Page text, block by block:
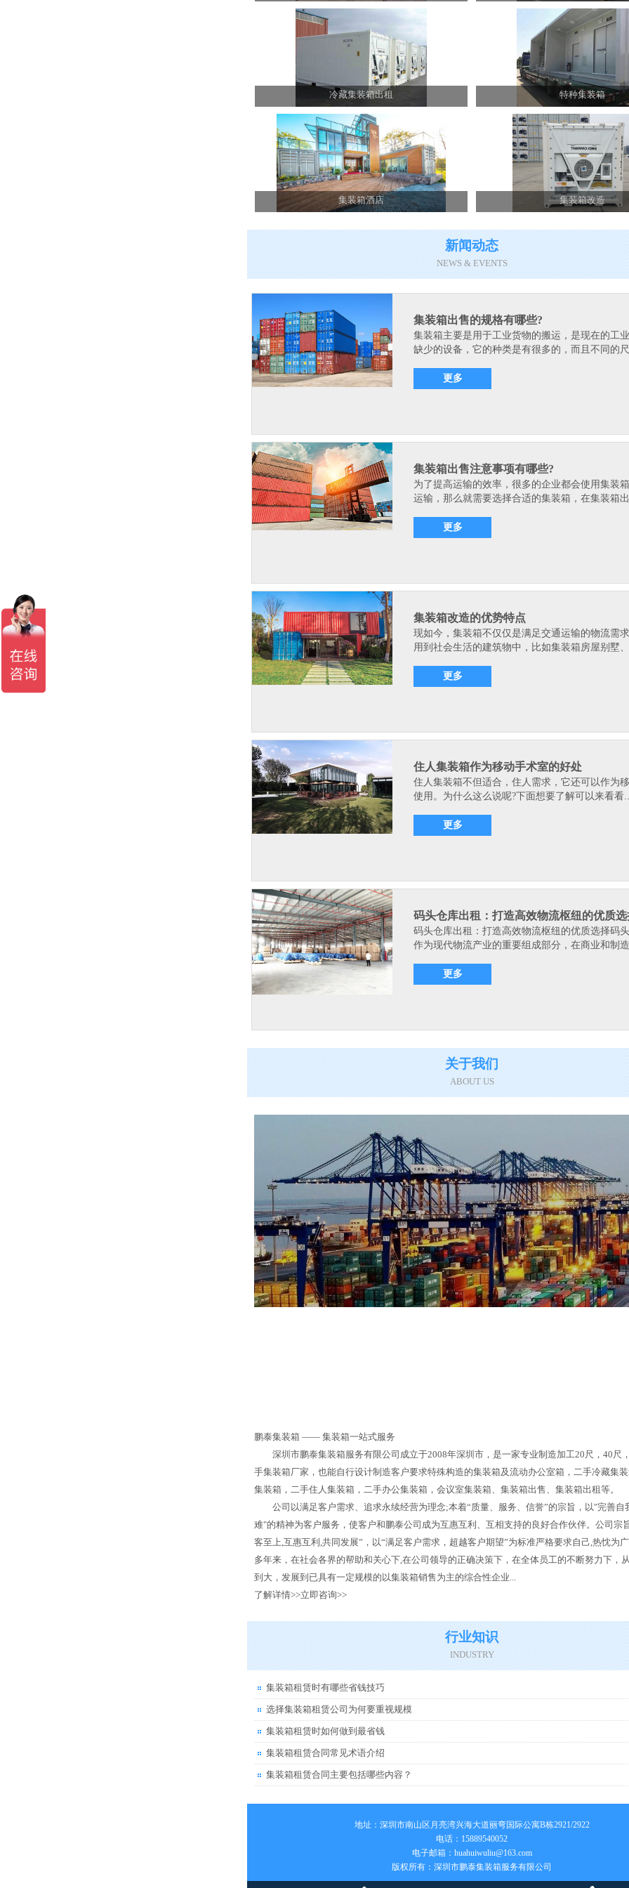
冷藏集装箱出租 特种集装箱
集装箱酒店 集装箱改造
新闻动态
NEWS & EVENTS
集装箱出售的规格有哪些?
集装箱主要是用于工业货物的搬运，是现在的工
缺少的设备，它的种类是有很多的，而且不同的
更多
集装箱出售注意事项有哪些?
为了提高运输的效率，很多的企业都会使用集装
运输，那么就需要选择合适的集装箱，在集装箱
更多
集装箱改造的优势特点
现如今，集装箱不仅仅是满足交通运输的物流需
用到社会生活的建筑物中，比如集装箱房屋别墅
更多
住人集装箱作为移动手术室的好处
住人集装箱不但适合，住人需求，它还可以作为
使用。为什么这么说呢?下面想要了解可以来看看
更多
码头仓库出租：打造高效物流枢纽的优质
码头仓库出租：打造高效物流枢纽的优质选择码
作为现代物流产业的重要组成部分，在商业和制
更多
关于我们
ABOUT US
鹏泰集装箱 —— 集装箱一站式服务
深圳市鹏泰集装箱服务有限公司成立于2008年深圳市，是一家专业制造加工20尺，40尺
手集装箱厂家，也能自行设计制造客户要求特殊构造的集装箱及流动办公室箱，二手冷藏集
集装箱，二手住人集装箱，二手办公集装箱，会议室集装箱、集装箱出售、集装箱出租等。
公司以满足客户需求、追求永续经营为理念;本着“质量、服务、信誉”的宗旨，以"完善自
难"的精神为客户服务，使客户和鹏泰公司成为互惠互利、互相支持的良好合作伙伴。公司宗
客至上,互惠互利,共同发展”，以“满足客户需求，超越客户期望”为标准严格要求自己,热忱为
多年来，在社会各界的帮助和关心下,在公司领导的正确决策下，在全体员工的不断努力下，
到大，发展到已具有一定规模的以集装箱销售为主的综合性企业...
了解详情>>立即咨询>>
行业知识
INDUSTRY
集装箱租赁时有哪些省钱技巧
选择集装箱租赁公司为何要重视规模
集装箱租赁时如何做到最省钱
集装箱租赁合同常见术语介绍
集装箱租赁合同主要包括哪些内容？
地址：深圳市南山区月亮湾兴海大道丽弯国际公寓B栋2921/2922
电话：15889540052
电子邮箱： huahuiwuliu@163.com
版权所有：深圳市鹏泰集装箱服务有限公司